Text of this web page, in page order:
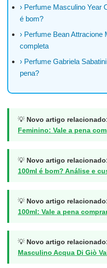
› Perfume Masculino Year
é bom?
› Perfume Bean Attracione
completa
› Perfume Gabriela
pena?
💡 Novo artigo
Feminino: Vale a pena
💡 Novo artigo
100ml é bom? Análise e
💡 Novo artigo
100ml: Vale a pena
💡 Novo artigo
Masculino Acqua Di Giò